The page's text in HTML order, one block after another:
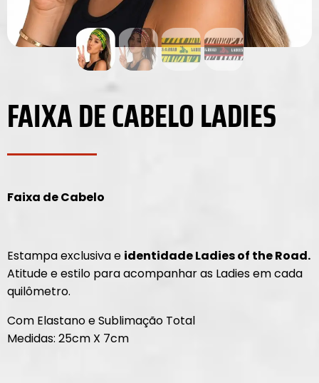
FAIXA DE CABELO LADIES
Faixa de Cabelo
Estampa exclusiva e identidade Ladies of the Road.
Atitude e estilo para acompanhar as Ladies em cada
quilômetro.
Com Elastano e Sublimação Total
Medidas: 25cm X 7cm